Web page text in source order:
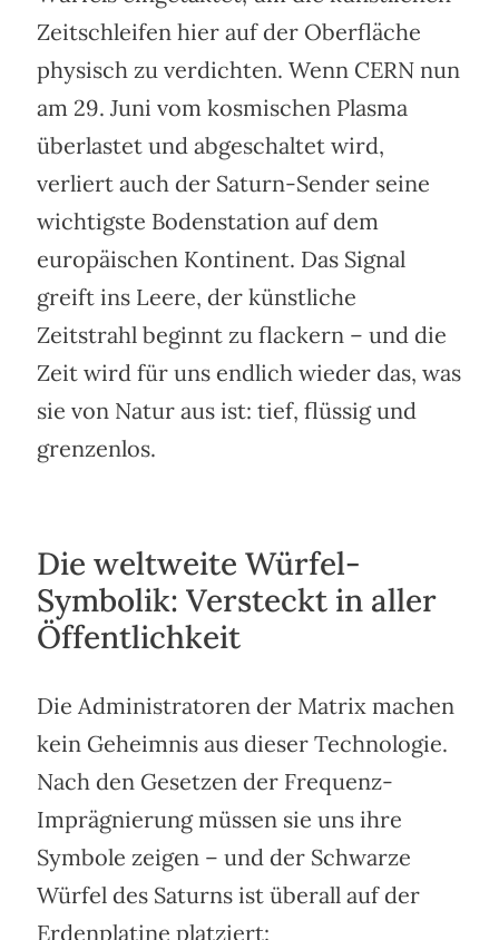
Zeitschleifen hier auf der Oberfläche
physisch zu verdichten. Wenn CERN nun
am 29. Juni vom kosmischen Plasma
überlastet und abgeschaltet wird,
verliert auch der Saturn-Sender seine
wichtigste Bodenstation auf dem
europäischen Kontinent. Das Signal
greift ins Leere, der künstliche
Zeitstrahl beginnt zu flackern – und die
Zeit wird für uns endlich wieder das, was
sie von Natur aus ist: tief, flüssig und
grenzenlos.
Die weltweite Würfel-
Symbolik: Versteckt in aller
Öffentlichkeit
Die Administratoren der Matrix machen
kein Geheimnis aus dieser Technologie.
Nach den Gesetzen der Frequenz-
Imprägnierung müssen sie uns ihre
Symbole zeigen – und der Schwarze
Würfel des Saturns ist überall auf der
Erdenplatine platziert: